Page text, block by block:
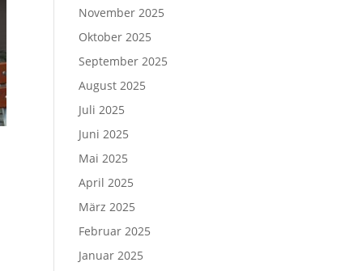
November 2025
Oktober 2025
September 2025
August 2025
Juli 2025
Juni 2025
Mai 2025
April 2025
März 2025
Februar 2025
Januar 2025